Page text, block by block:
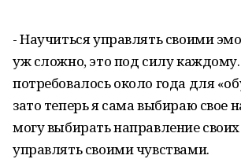
- Научиться управлять своими
уж сложно, это под силу
потребовалось около года для
зато теперь я сама выбираю свое
могу выбирать направление
управлять своими чувствами.